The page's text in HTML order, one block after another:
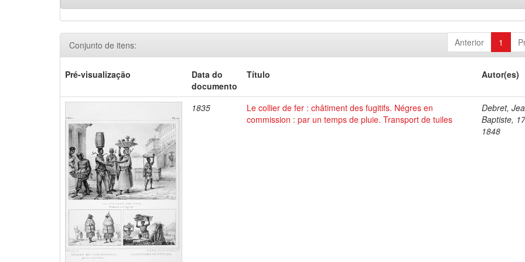
Anterior 1
Conjunto de itens:
Pré-visualização
Data do
documento
Título Autor(es)
1835
Le collier de fer : châtiment des fugitifs. Négres en
commission : par un temps de pluie. Transport de tuiles
Debret,
Baptiste,
1848